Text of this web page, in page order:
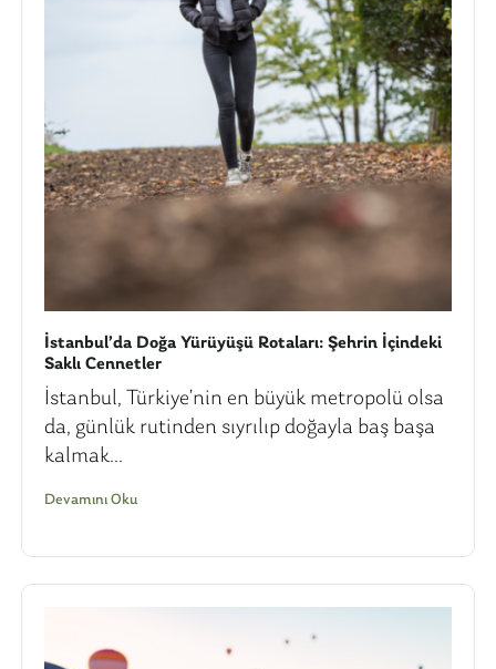
İstanbul’da Doğa Yürüyüşü Rotaları: Şehrin İçindeki
Saklı Cennetler
İstanbul, Türkiye’nin en büyük metropolü olsa
da, günlük rutinden sıyrılıp doğayla baş başa
kalmak...
Devamını Oku